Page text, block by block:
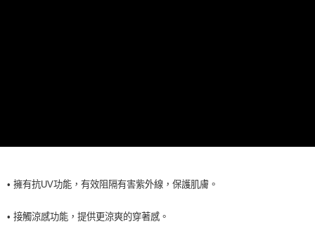
• 擁有抗UV功能，有效阻隔有害紫外線，保護肌膚。
• 接觸涼感功能，提供更涼爽的穿著感。